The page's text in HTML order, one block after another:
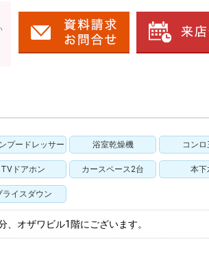
プードレッサー 浴室乾燥機 コンロ
TVドアホン カースペース2台 本下
ライスダウン
オザワビル1階にございます。